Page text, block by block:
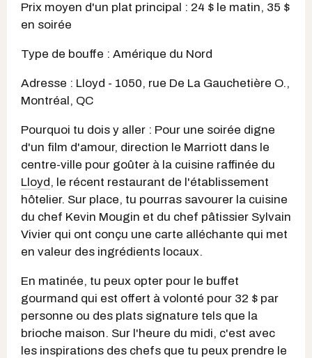
Prix moyen d'un plat principal : 24 $ le matin, 35 $
en soirée
Type de bouffe : Amérique du Nord
Adresse : Lloyd - 1050, rue De La Gauchetière O.,
Montréal, QC
Pourquoi tu dois y aller : Pour une soirée digne
d'un film d'amour, direction le Marriott dans le
centre-ville pour goûter à la cuisine raffinée du
Lloyd, le récent restaurant de l'établissement
hôtelier. Sur place, tu pourras savourer la cuisine
du chef Kevin Mougin et du chef pâtissier Sylvain
Vivier qui ont conçu une carte alléchante qui met
en valeur des ingrédients locaux.
En matinée, tu peux opter pour le buffet
gourmand qui est offert à volonté pour 32 $ par
personne ou des plats signature tels que la
brioche maison. Sur l'heure du midi, c'est avec
les inspirations des chefs que tu peux prendre le